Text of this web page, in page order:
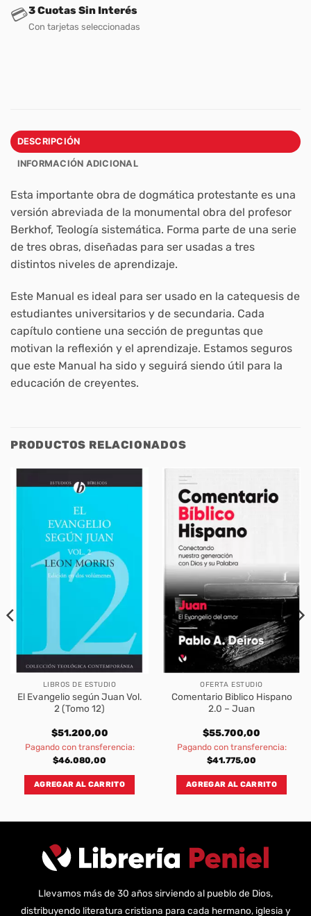
💳3 Cuotas Sin Interés
Con tarjetas seleccionadas
DESCRIPCIÓN
INFORMACIÓN ADICIONAL
Esta importante obra de dogmática protestante es una
versión abreviada de la monumental obra del profesor
Berkhof, Teología sistemática. Forma parte de una serie
de tres obras, diseñadas para ser usadas a tres
distintos niveles de aprendizaje.
Este Manual es ideal para ser usado en la catequesis de
estudiantes universitarios y de secundaria. Cada
capítulo contiene una sección de preguntas que
motivan la reflexión y el aprendizaje. Estamos seguros
que este Manual ha sido y seguirá siendo útil para la
educación de creyentes.
PRODUCTOS RELACIONADOS
LIBROS DE ESTUDIO
El Evangelio según Juan Vol.
2 (Tomo 12)
$51.200,00
Pagando con transferencia:
$46.080,00
AGREGAR AL CARRITO
OFERTA ESTUDIO
Comentario Biblico Hispano
2.0 – Juan
$55.700,00
Pagando con transferencia:
$41.775,00
AGREGAR AL CARRITO
Llevamos más de 30 años sirviendo al pueblo de Dios,
distribuyendo literatura cristiana para cada hermano, iglesia y